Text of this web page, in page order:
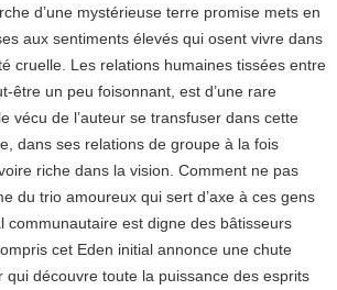
d’une mystérieuse terre promise mets en
aux sentiments élevés qui osent vivre dans
cruelle. Les relations humaines tissées entre
être un peu foisonnant, est d’une rare
vécu de l’auteur se transfuser dans cette
dans ses relations de groupe à la fois
riche dans la vision. Comment ne pas
du trio amoureux qui sert d’axe à ces gens
communautaire est digne des bâtisseurs
cet Eden initial annonce une chute
qui découvre toute la puissance des esprits